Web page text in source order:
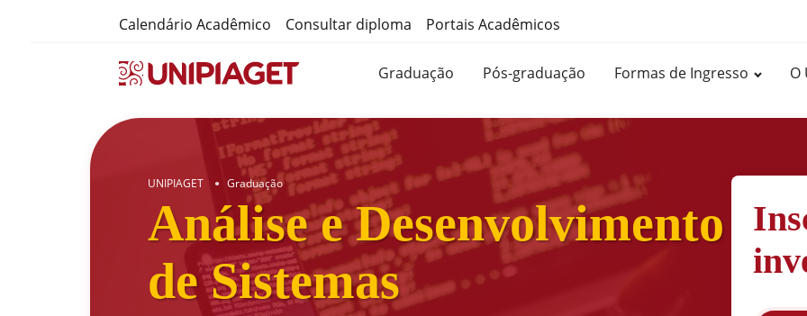
Calendário Acadêmico Consultar diploma Portais Acadêmicos
Graduação Pós-graduação Formas de Ingresso O
UNIPIAGET ● Graduação
Análise e Desenvolvimento
de Sistemas